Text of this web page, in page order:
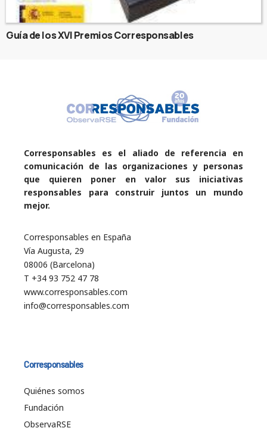
Guía de los XVI Premios Corresponsables
Corresponsables es el aliado de referencia en
comunicación de las organizaciones y personas
que quieren poner en valor sus iniciativas
responsables para construir juntos un mundo
mejor.
Corresponsables en España
Vía Augusta, 29
08006 (Barcelona)
T +34 93 752 47 78
www.corresponsables.com
info@corresponsables.com
Corresponsables
Quiénes somos
Fundación
ObservaRSE